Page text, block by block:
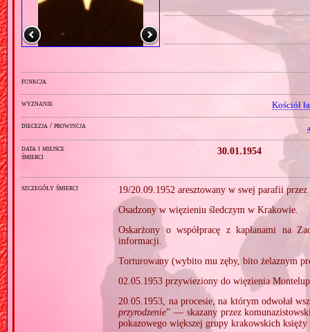
funkcja
wyznanie Kościół
diecezja / prowincja
data i miejsce
śmierci
30.01.1954
szczegóły śmierci
19/20.09.1952 aresztowany w swej parafii
Osadzony w więzieniu śledczym w Krakowie.
Oskarżony o współpracę z kapłanami na
informacji.
Torturowany (wybito mu zęby, bito żelaznym
02.05.1953 przywieziony do więzienia
20.05.1953, na procesie, na którym odwołał
przyrodzenie” — skazany przez
pokazowego większej grupy krakowskich